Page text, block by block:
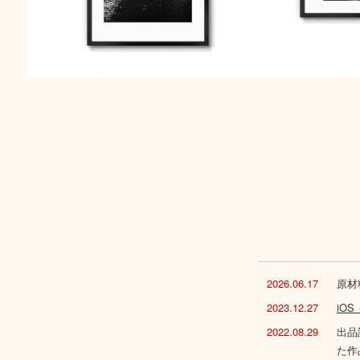
2026.06.17
原
2023.12.27
iOS
2022.08.29
出
た